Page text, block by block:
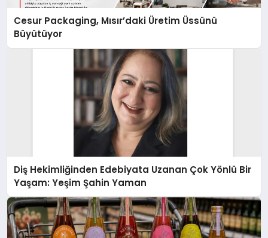
Cesur Packaging, Mısır’daki Üretim Üssünü
Büyütüyor
Diş Hekimliğinden Edebiyata Uzanan Çok Yönlü Bir
Yaşam: Yeşim Şahin Yaman